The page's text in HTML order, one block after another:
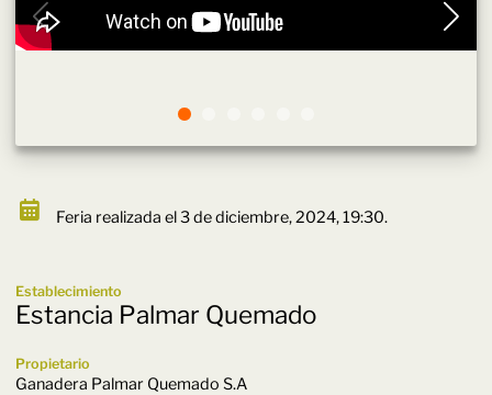
Feria realizada el 3 de diciembre, 2024, 19:30.
Establecimiento
Estancia Palmar Quemado
Propietario
Ganadera Palmar Quemado S.A